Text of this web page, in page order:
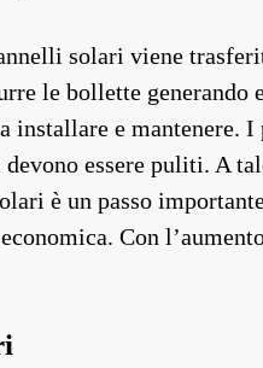
solari viene
le bollette generando
e mantenere.
essere puliti. A
è un passo
Con